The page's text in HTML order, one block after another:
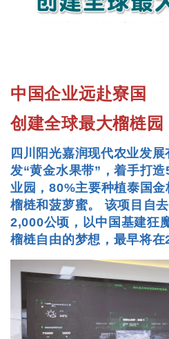
中国企业远赴寮国
创建全球最大榴梿园
四川阳光嘉润现代农业发
发“黄金水果带”，着手打
业园，80%主要种植泰国金
榴梿和菠萝蜜。 该项目自
2,000公顷，以中国基建狂
榴梿自由的梦想，最早将